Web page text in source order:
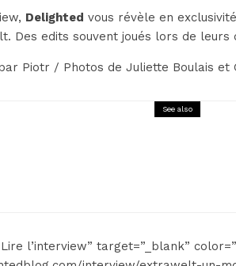
Delighted vous révèle en
Des edits souvent joués lors de leurs
Piotr / Photos de Juliette Boulais et
See also
l’interview” target=”_blank”